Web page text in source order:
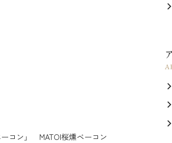
ーコン」 MATOI桜燻ベーコン